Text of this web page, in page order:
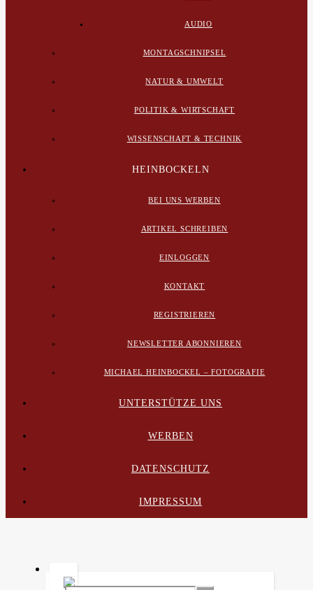
AUDIO
MONTAGSCHNIPSEL
NATUR & UMWELT
POLITIK & WIRTSCHAFT
WISSENSCHAFT & TECHNIK
HEINBOCKELN
BEI UNS WERBEN
ARTIKEL SCHREIBEN
EINLOGGEN
KONTAKT
REGISTRIEREN
NEWSLETTER ABONNIEREN
MICHAEL HEINBOCKEL – FOTOGRAFIE
UNTERSTÜTZE UNS
WERBEN
DATENSCHUTZ
IMPRESSUM